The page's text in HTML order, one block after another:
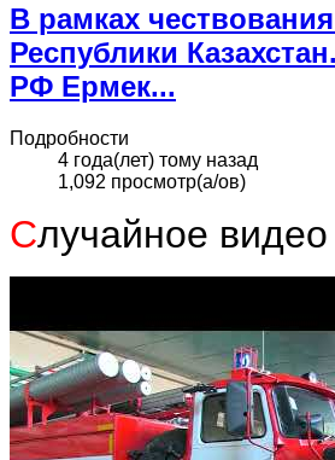
В рамках
Республики
РФ Ермек...
Подробности
4 года(лет) тому назад
1,092 просмотр(а/ов)
Случайное видео